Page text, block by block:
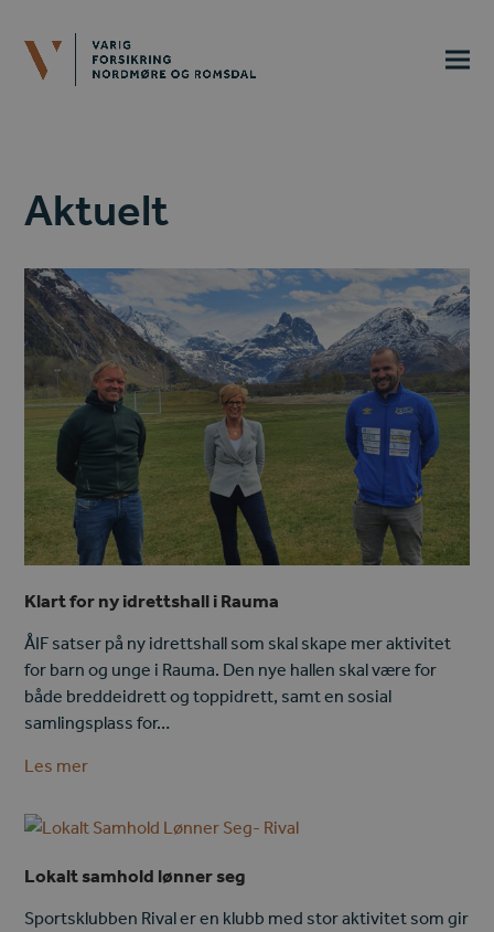
Aktuelt
Klart for ny idrettshall i Rauma
ÅIF satser på ny idrettshall som skal skape mer aktivitet
for barn og unge i Rauma. Den nye hallen skal være for
både breddeidrett og toppidrett, samt en sosial
samlingsplass for…
Les mer
Lokalt samhold lønner seg
Sportsklubben Rival er en klubb med stor aktivitet som gir